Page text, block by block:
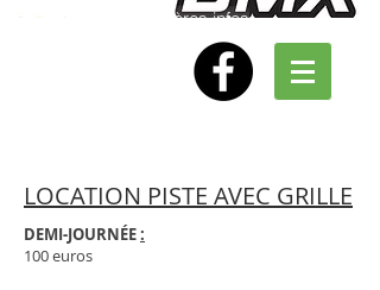
Dernières infos
LOCATION PISTE AVEC GRILLE
DEMI-JOURNÉE:
100 euros